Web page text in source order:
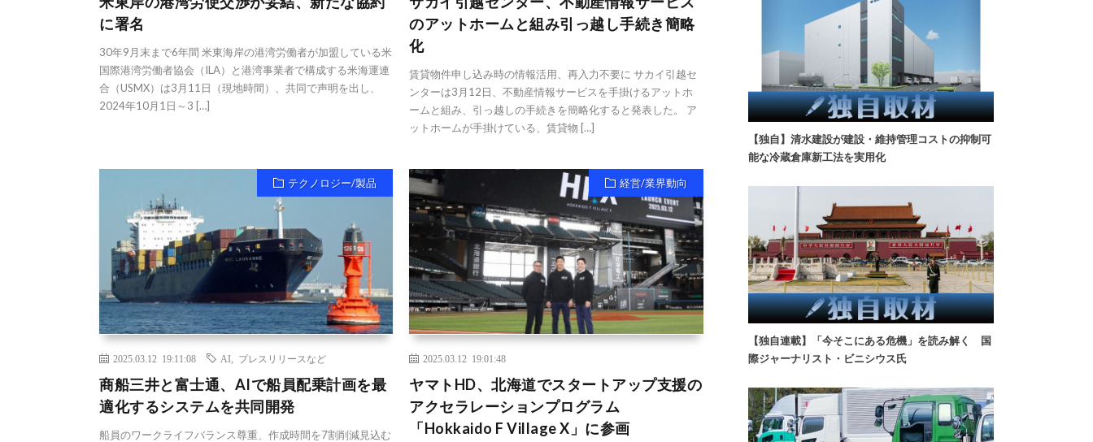
に署名
30年9月末まで6年間 米東海岸の港湾労働者が加盟している米
国際港湾労働者協会（ILA）と港湾事業者で構成する米海運連
合（USMX）は3月11日（現地時間）、共同で声明を出し、
2024年10月1日～3 […]
のアットホームと組み引っ越し手続き簡略
化
賃貸物件申し込み時の情報活用、再入力不要に サカイ引越セ
ンターは3月12日、不動産情報サービスを手掛けるアットホ
ームと組み、引っ越しの手続きを簡略化すると発表した。 ア
ットホームが手掛けている、賃貸物 […]
テクノロジー/製品
2025.03.12 19:11:08 AI プレスリリースなど
商船三井と富士通、AIで船員配乗計画を最
適化するシステムを共同開発
船員のワークライフバランス尊重、作成時間を7割削減見込む
経営/業界動向
2025.03.12 19:01:48
ヤマトHD、北海道でスタートアップ支援の
アクセラレーションプログラム
「Hokkaido F Village X」に参画
【独自】清水建設が建設・維持管理コストの抑制可
能な冷蔵倉庫新工法を実用化
【独自連載】「今そこにある危機」を読み解く 国
際ジャーナリスト・ビニシウス氏